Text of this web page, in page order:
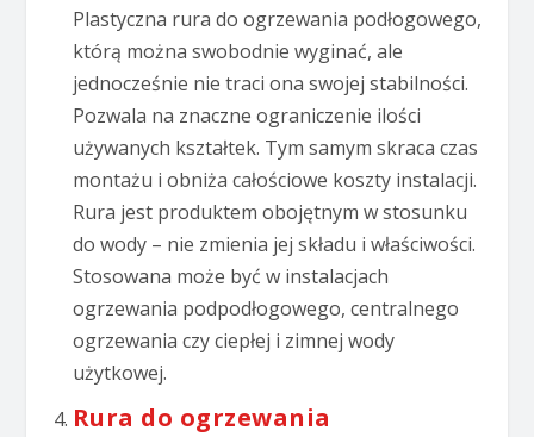
Plastyczna rura do ogrzewania podłogowego,
którą można swobodnie wyginać, ale
jednocześnie nie traci ona swojej stabilności.
Pozwala na znaczne ograniczenie ilości
używanych kształtek. Tym samym skraca czas
montażu i obniża całościowe koszty instalacji.
Rura jest produktem obojętnym w stosunku
do wody – nie zmienia jej składu i właściwości.
Stosowana może być w instalacjach
ogrzewania podpodłogowego, centralnego
ogrzewania czy ciepłej i zimnej wody
użytkowej.
Rura do ogrzewania